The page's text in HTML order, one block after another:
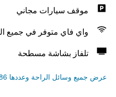
موقف سيارات مجاني
واي فاي متوفر في جميع
تلفاز بشاشة مسطحة
عرض جميع وسائل الراحة وعددها 86